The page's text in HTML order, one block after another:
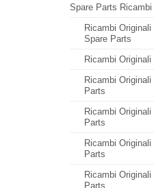
Spare Parts
Ricambi
Spare Parts
Ricambi
Ricambi
Parts
Ricambi
Parts
Ricambi
Parts
Ricambi
Parts